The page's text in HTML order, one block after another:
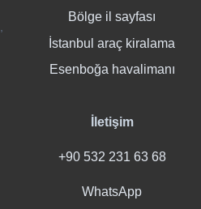
Bölge il sayfası
İstanbul araç kiralama
Esenboğa havalimanı
İletişim
+90 532 231 63 68
WhatsApp